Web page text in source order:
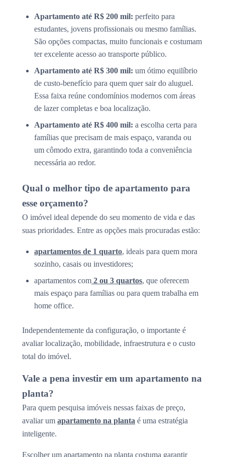
Apartamento até R$ 200 mil: perfeito para
estudantes, jovens profissionais ou mesmo famílias.
São opções compactas, muito funcionais e costumam
ter excelente acesso ao transporte público.
Apartamento até R$ 300 mil: um ótimo equilíbrio
de custo-benefício para quem quer sair do aluguel.
Essa faixa reúne condomínios modernos com áreas
de lazer completas e boa localização.
Apartamento até R$ 400 mil: a escolha certa para
famílias que precisam de mais espaço, varanda ou
um cômodo extra, garantindo toda a conveniência
necessária ao redor.
Qual o melhor tipo de apartamento para
esse orçamento?
O imóvel ideal depende do seu momento de vida e das
suas prioridades. Entre as opções mais procuradas estão:
apartamentos de 1 quarto, ideais para quem mora
sozinho, casais ou investidores;
apartamentos com 2 ou 3 quartos, que oferecem
mais espaço para famílias ou para quem trabalha em
home office.
Independentemente da configuração, o importante é
avaliar localização, mobilidade, infraestrutura e o custo
total do imóvel.
Vale a pena investir em um apartamento na
planta?
Para quem pesquisa imóveis nessas faixas de preço,
avaliar um apartamento na planta é uma estratégia
inteligente.
Escolher um apartamento na planta costuma garantir